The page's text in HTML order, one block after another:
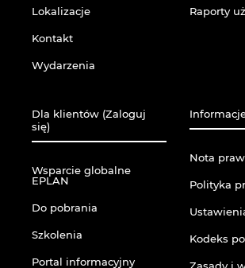
Lokalizacje
Kontakt
Wydarzenia
Raporty
Dla klientów (Zaloguj
się)
Wsparcie globalne
EPLAN
Do pobrania
Szkolenia
Portal informacyjny
Nota
Polityka
Kodeks